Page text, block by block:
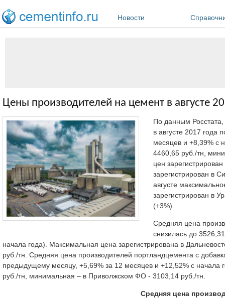
Новости
Цены производителей на цемент в августе
По данным
в августе 2017 года
месяцев и +8,39% с
4460,65 руб./тн,
цен
зарегистрирован в
августе
зарегистрирован в
(+3%).
Средняя цена
снизилась до
начала года). Максимальная цена зарегистрирована в
руб./тн. Средняя цена производителей портландцемента с
предыдущему месяцу, +5,69% за 12 месяцев и +12,52% с
руб./тн, минимальная – в Приволжском ФО - 3103,14 руб./тн.
Средняя цена